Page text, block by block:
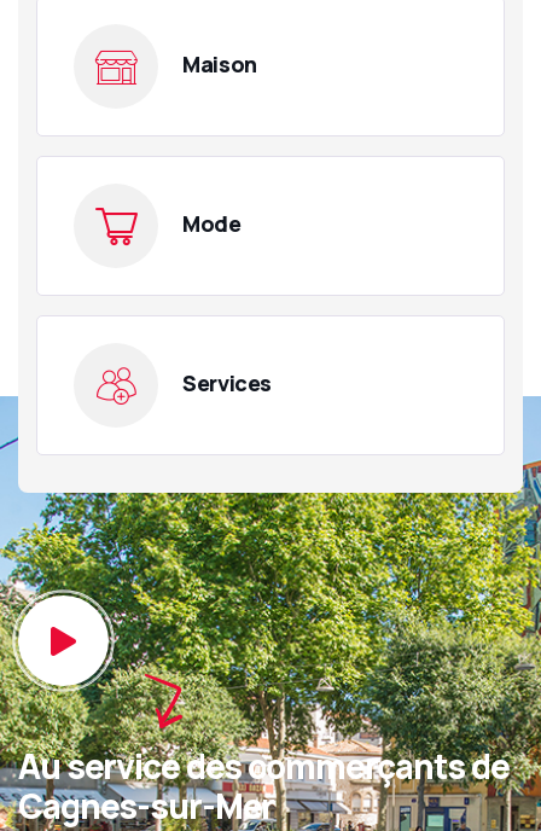
Maison
Mode
Services
Au service des commerçants de
Cagnes-sur-Mer